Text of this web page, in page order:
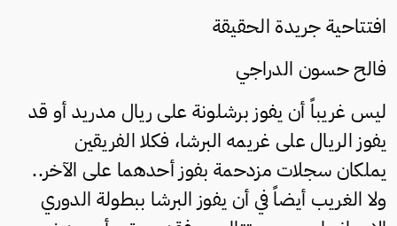
افتتاحية جريدة الحقيقة
فالح حسون الدراجي
ليس غريباً أن يفوز برشلونة على ريال مدريد أو قد
يفوز الريال على غريمه البرشا، فكلا الفريقين
يملكان سجلات مزدحمة بفوز أحدهما على الآخر..
ولا الغريب أيضاً في أن يفوز البرشا ببطولة الدوري